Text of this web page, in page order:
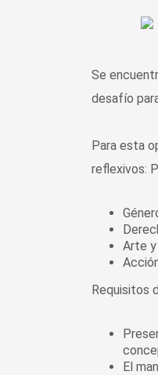
Se
desafío
Para esta
reflexivos:
Arte y
Requisitos
El